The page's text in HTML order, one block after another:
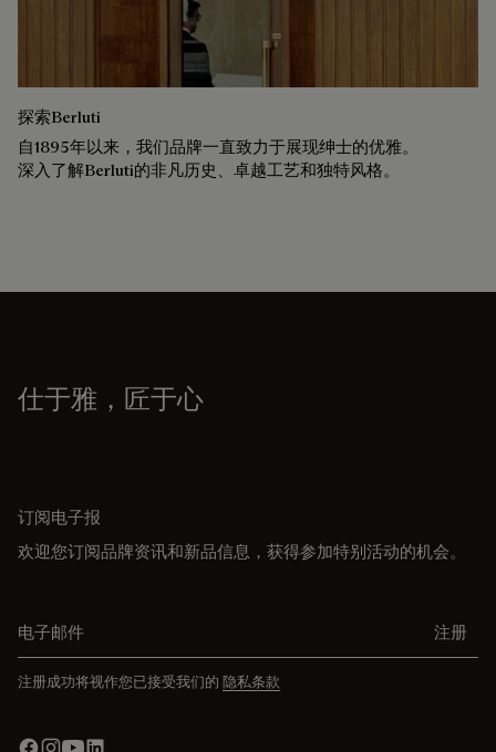
探索Berluti
自1895年以来，我们品牌一直致力于展现绅士的优雅。
深入了解Berluti的非凡历史、卓越工艺和独特风格。
仕于雅，匠于心
订阅电子报
欢迎您订阅品牌资讯和新品信息，获得参加特别活动的机会。
注册
注册成功将视作您已接受我们的 隐私条款